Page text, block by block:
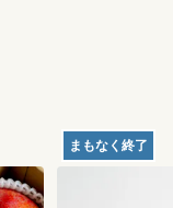
島
まもなく終了